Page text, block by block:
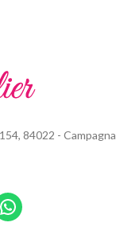
84022 - Campagna